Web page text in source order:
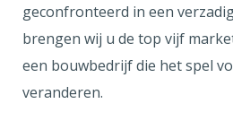
geconfronteerd in een
brengen wij u de top vijf
een bouwbedrijf die het spel
veranderen.